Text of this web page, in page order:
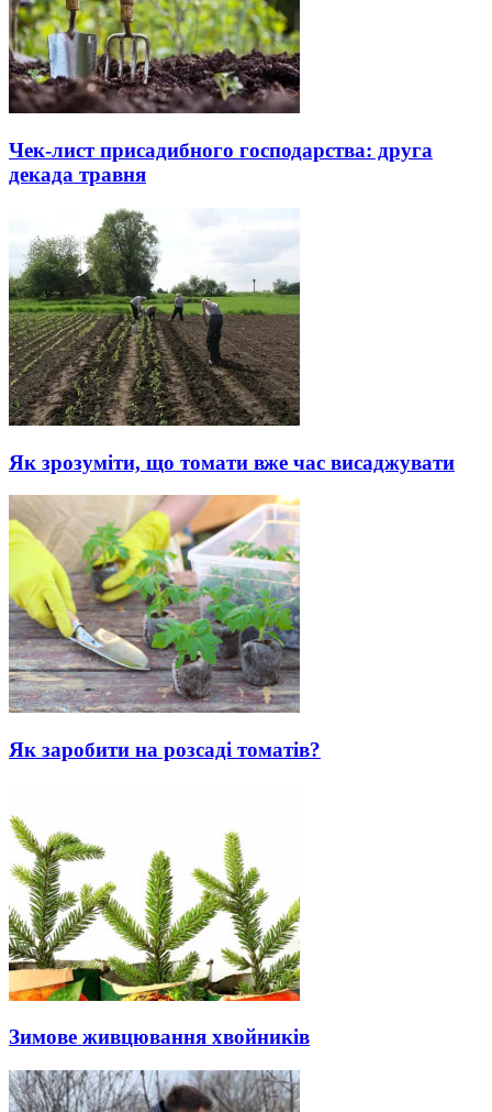
Чек-лист присадибного господарства: друга
декада травня
Як зрозуміти, що томати вже час висаджувати
Як заробити на розсаді томатів?
Зимове живцювання хвойників